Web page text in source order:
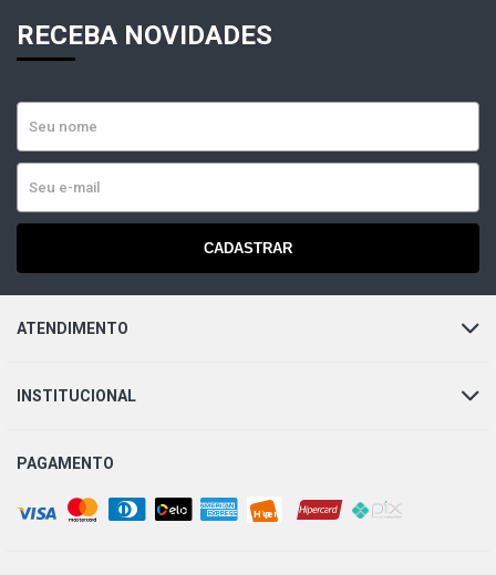
RECEBA NOVIDADES
CADASTRAR
ATENDIMENTO
INSTITUCIONAL
PAGAMENTO